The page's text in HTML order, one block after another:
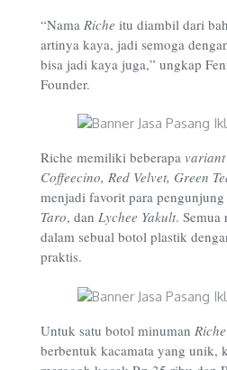
“Nama Riche itu diambil dari
artinya kaya, jadi semoga
bisa jadi kaya juga,” ungkap
Founder.
Riche memiliki beberapa variant
Coffeecino, Red Velvet, Green
menjadi favorit para pengunjung
Taro, dan Lychee Yakult. Semua
dalam sebual botol plastik
praktis.
Untuk satu botol minuman Riche
berbentuk kacamata yang unik,